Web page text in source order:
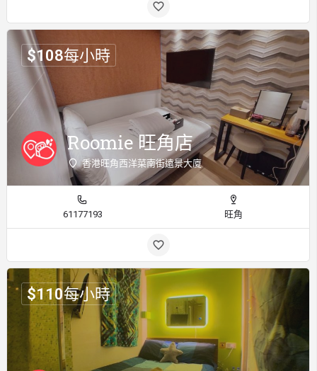
Roomie 旺角店
香港旺角西洋菜南街遠景大廈
$108每小時
61177193 旺角
$110每小時